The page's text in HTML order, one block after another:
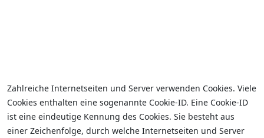
Zahlreiche Internetseiten und Server verwenden Cookies. Viele
Cookies enthalten eine sogenannte Cookie-ID. Eine Cookie-ID
ist eine eindeutige Kennung des Cookies. Sie besteht aus
einer Zeichenfolge, durch welche Internetseiten und Server